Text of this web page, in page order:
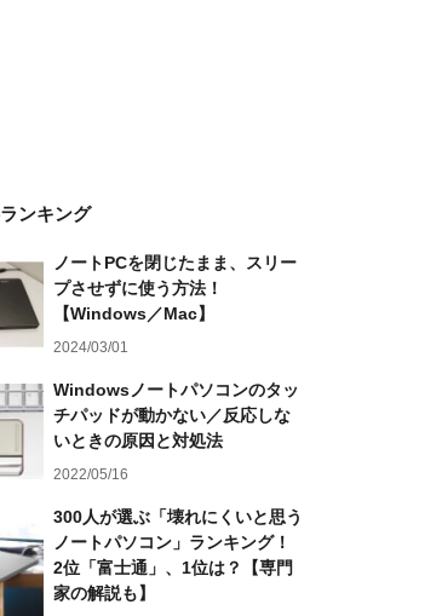
ンキング
ノートPCを閉じたまま、スリー
プさせずに使う方法！
【Windows／Mac】
2024/03/01
Windowsノートパソコンのタッ
チパッドが動かない／反応しな
いときの原因と対処法
2022/05/16
300人が選ぶ「壊れにくいと思う
ノートパソコン」ランキング！
2位「富士通」、1位は？【専門
家の解説も】